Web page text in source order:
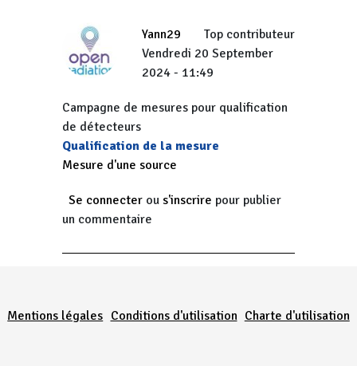
Yann29
Top contributeur
Vendredi 20 September
2024 - 11:49
Campagne de mesures pour qualification
de détecteurs
Qualification de la mesure
Mesure d'une source
Se connecter ou s'inscrire pour publier
un commentaire
Mentions légales Conditions d'utilisation Charte d'utilisation